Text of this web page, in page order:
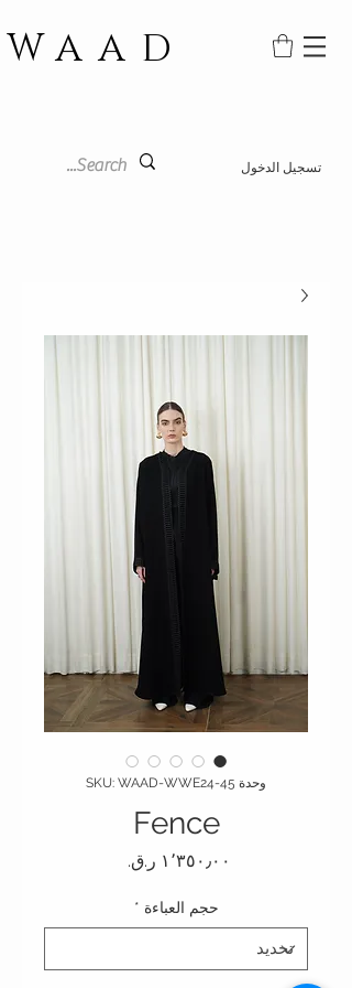
WAAD
تسجيل الدخول
وحدة SKU: WAAD-WWE24-45
Fence
حجم العباءة *